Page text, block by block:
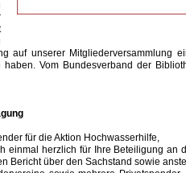
auf unserer Mitgliederversammlung
Vom Bundesverband der
für die Aktion Hochwasserhilfe,
einmal herzlich für Ihre Beteiligung an
Bericht über den Sachstand sowie